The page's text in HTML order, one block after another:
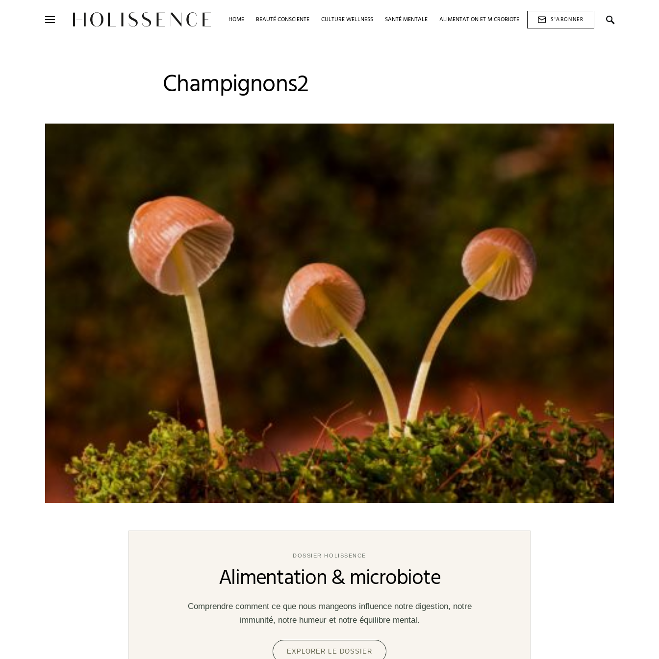
HOME BEAUTÉ CONSCIENTE CULTURE WELLNESS SANTÉ MENTALE ALIMENTATION ET MICROBIOTE
S'ABONNER
Champignons2
DOSSIER HOLISSENCE
Alimentation & microbiote
Comprendre comment ce que nous mangeons influence notre digestion, notre
immunité, notre humeur et notre équilibre mental.
EXPLORER LE DOSSIER